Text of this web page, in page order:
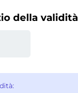
della validità